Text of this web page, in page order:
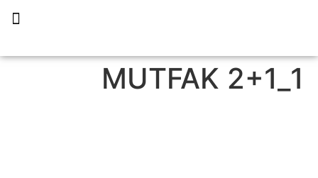
1_2+1 MUTFAK